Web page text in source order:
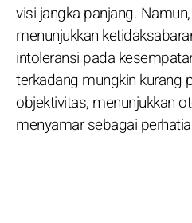
visi jangka panjang.
menunjukkan
intoleransi pada
terkadang mungkin kurang
objektivitas, menunjukkan
menyamar sebagai